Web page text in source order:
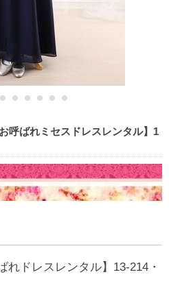
呼ばれミセスドレスレンタル】1
れドレスレンタル】13-214・